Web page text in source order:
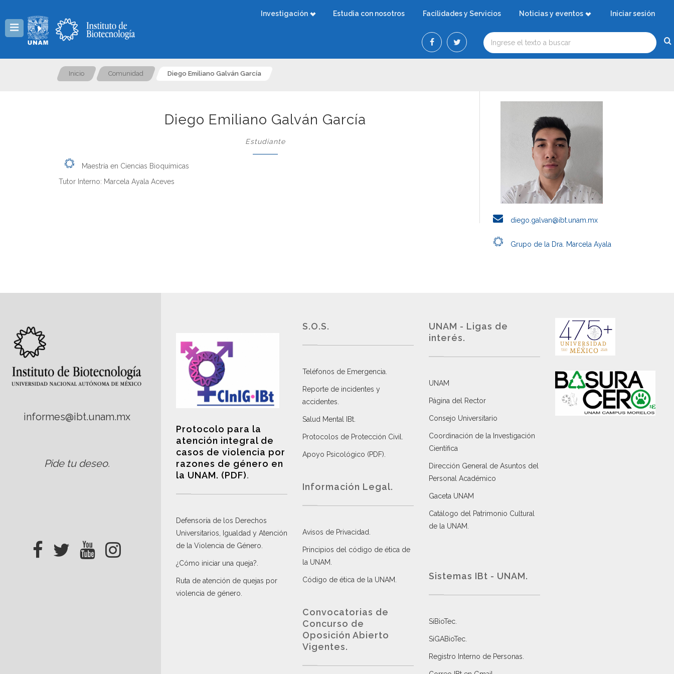
Investigación Estudia con nosotros Facilidades y Servicios Noticias y eventos Iniciar sesión
Inicio Comunidad Diego Emiliano Galván García
Diego Emiliano Galván García
Estudiante
Maestría en Ciencias Bioquímicas
Tutor Interno: Marcela Ayala Aceves
diego.galvan@ibt.unam.mx
Grupo de la Dra. Marcela Ayala
informes@ibt.unam.mx
Pide tu deseo.
Protocolo para la
atención integral de
casos de violencia por
razones de género en
la UNAM. (PDF).
Defensoría de los Derechos
Universitarios, Igualdad y Atención
de la Violencia de Género
¿Cómo iniciar una queja?
Ruta de atención de quejas por
violencia de género
S.O.S.
Teléfonos de Emergencia.
Reporte de incidentes y
accidentes
Salud Mental IBt
Protocolos de Protección Civil
Apoyo Psicológico (PDF)
Información Legal.
Avisos de Privacidad
Principios del código de ética de
la UNAM
Código de ética de la UNAM
Convocatorias de
Concurso de
Oposición Abierto
Vigentes.
UNAM - Ligas de
interés.
UNAM
Página del Rector
Consejo Universitario
Coordinación de la Investigación
Científica
Dirección General de Asuntos del
Personal Académico
Gaceta UNAM
Catálogo del Patrimonio Cultural
de la UNAM.
Sistemas IBt - UNAM.
SiBioTec
SiGABioTec.
Registro Interno de Personas